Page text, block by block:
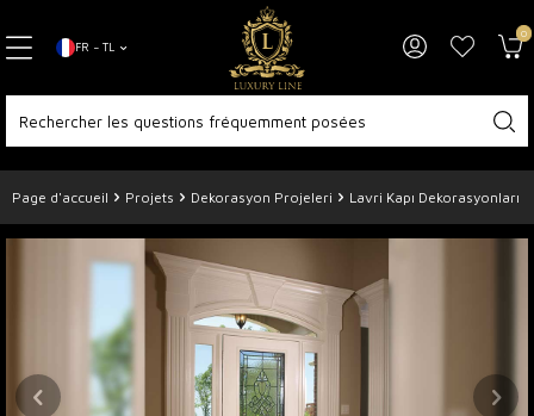
FR − TL
0
Page d'accueil Projets Dekorasyon Projeleri Lavri Kapı Dekorasyonları